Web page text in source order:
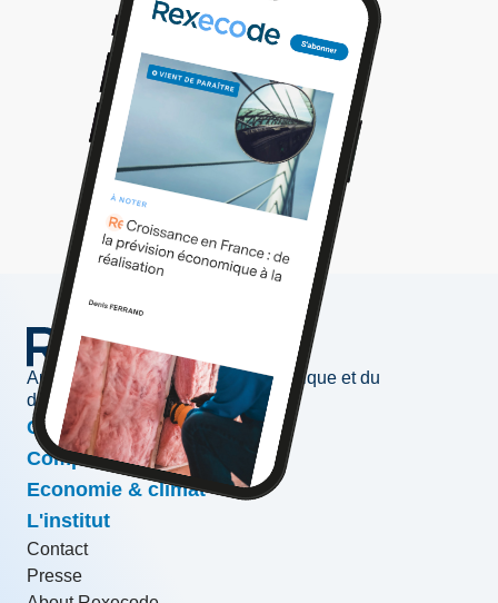
Au service de l'information économique et du
développement des entreprises
Conjoncture & prévisions
Compétitivité & croissance
Economie & climat
L'institut
Contact
Presse